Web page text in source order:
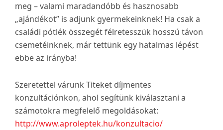
meg – valami maradandóbb és hasznosabb
„ajándékot” is adjunk gyermekeinknek! Ha csak a
családi pótlék összegét félretesszük hosszú távon
csemetéinknek, már tettünk egy hatalmas lépést
ebbe az irányba!
Szeretettel várunk Titeket díjmentes
konzultációnkon, ahol segítünk kiválasztani a
számotokra megfelelő megoldásokat:
http://www.aproleptek.hu/konzultacio/